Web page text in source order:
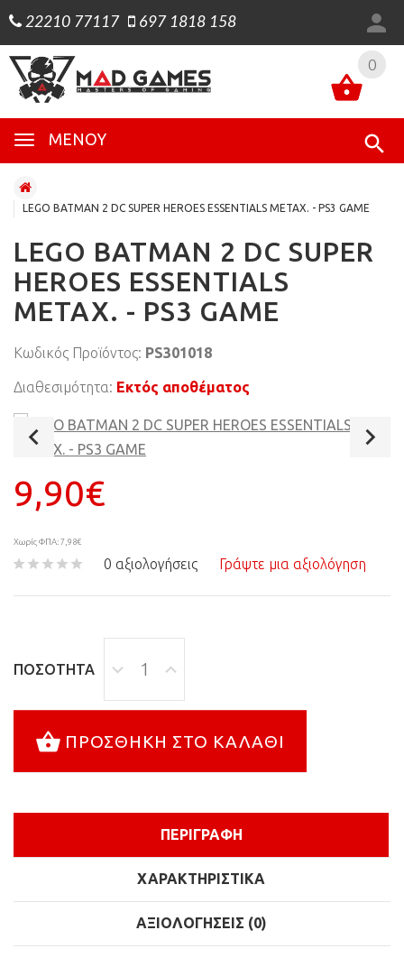
22210 77117 697 1818 158
0
ΜΕΝΟΎ
0
LEGO BATMAN 2 DC SUPER HEROES ESSENTIALS ΜΕΤΑΧ. - PS3 GAME
LEGO BATMAN 2 DC SUPER
HEROES ESSENTIALS
ΜΕΤΑΧ. - PS3 GAME
Κωδικός Προϊόντος: PS301018
Διαθεσιμότητα: Εκτός αποθέματος
9,90€
Χωρίς ΦΠΑ: 7,98€
0 αξιολογήσεις Γράψτε μια αξιολόγηση
ΠΟΣΌΤΗΤΑ
ΠΡΟΣΘΉΚΗ ΣΤΟ ΚΑΛΆΘΙ
ΠΕΡΙΓΡΑΦΉ
ΧΑΡΑΚΤΗΡΙΣΤΙΚΆ
ΑΞΙΟΛΟΓΉΣΕΙΣ (0)